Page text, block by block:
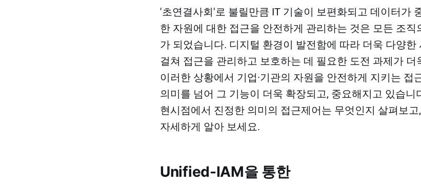
'초연결사회'로 불릴만큼 IT 기술이 보편화되고 데이터가
한 자원에 대한 접근을 안전하게 관리하는 것은 모든 조직
가 되었습니다. 디지털 환경이 발전함에 따라 더욱 다양한
걸쳐 접근을 관리하고 보호하는 데 필요한 도전 과제가
이러한 상황에서 기업·기관의 자원을 안전하게 지키는 접
의미를 넘어 그 기능이 더욱 확장되고, 중요해지고 있습니
현시점에서 진정한 의미의 접근제어는 무엇인지 살펴보
자세하게 알아 보세요.
Unified-IAM을 통한